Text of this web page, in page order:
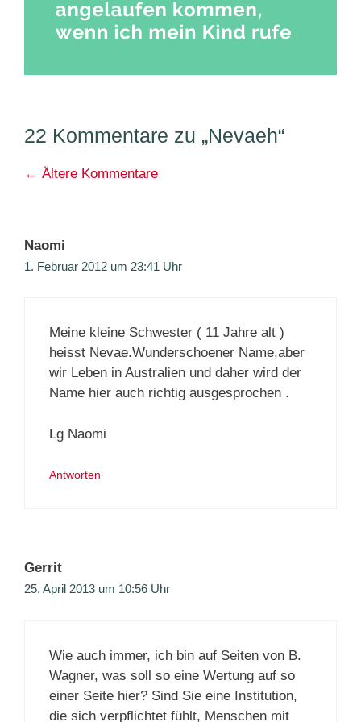
22 Kommentare zu „Nevaeh“
Kommentarnavigation
← Ältere Kommentare
Naomi
1. Februar 2012 um 23:41 Uhr
Meine kleine Schwester ( 11 Jahre alt )
heisst Nevae.Wunderschoener Name,aber
wir Leben in Australien und daher wird der
Name hier auch richtig ausgesprochen .
Lg Naomi
Antworten
Gerrit
25. April 2013 um 10:56 Uhr
Wie auch immer, ich bin auf Seiten von B.
Wagner, was soll so eine Wertung auf so
einer Seite hier? Sind Sie eine Institution,
die sich verpflichtet fühlt, Menschen mit